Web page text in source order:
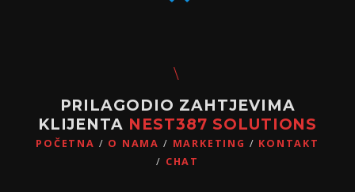
PRILAGODIO ZAHTJEVIMA
KLIJENTA NEST387 SOLUTIONS
POČETNA O NAMA MARKETING
KONTAKT
CHAT